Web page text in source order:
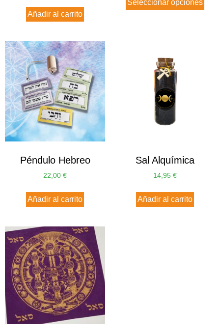
Añadir al carrito
Seleccionar opciones
Péndulo Hebreo
22,00 €
Añadir al carrito
Sal Alquímica
14,95 €
Añadir al carrito